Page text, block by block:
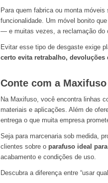
Para quem fabrica ou monta
funcionalidade. Um móvel bonito
— e muitas vezes, a reclamação do
Evitar esse tipo de desgaste exige
certo evita retrabalho, devoluções
Conte com a
Na Maxifuso, você encontra linhas
materiais e aplicações. Além de
entrega o que muita empresa
Seja para marcenaria sob medida,
clientes sobre o parafuso ideal
acabamento e condições de uso.
Descubra a diferença entre “usar